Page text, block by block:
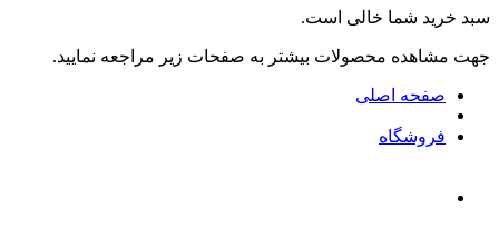
سبد خرید شما خالی است.
جهت مشاهده محصولات بیشتر به صفحات زیر مراجعه نمایید.
صفحه اصلی
فروشگاه